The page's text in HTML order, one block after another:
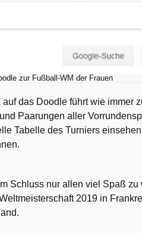
zur Fußball-WM der Frauen
auf das Doodle führt wie immer
Paarungen aller
Tabelle des Turniers
Schluss nur allen viel Spaß
2019 in